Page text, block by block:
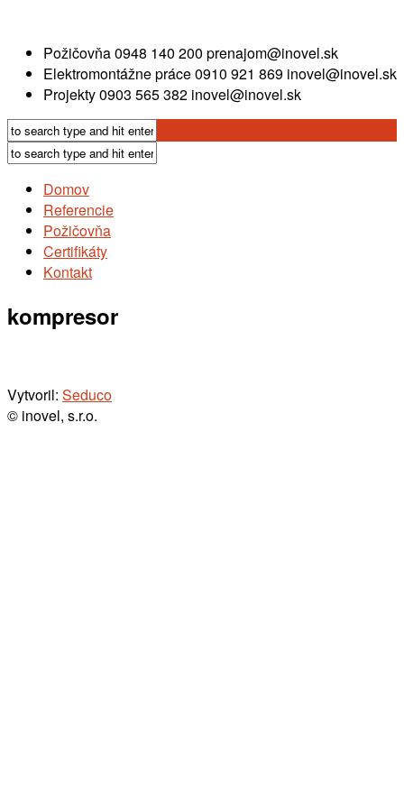
Požičovňa0948 140 200 prenajom@inovel.sk
Elektromontážne práce0910 921 869 inovel@inovel.sk
Projekty0903 565 382 inovel@inovel.sk
Domov
Referencie
Požičovňa
Certifikáty
Kontakt
kompresor
Vytvoril: Seduco
© inovel, s.r.o.